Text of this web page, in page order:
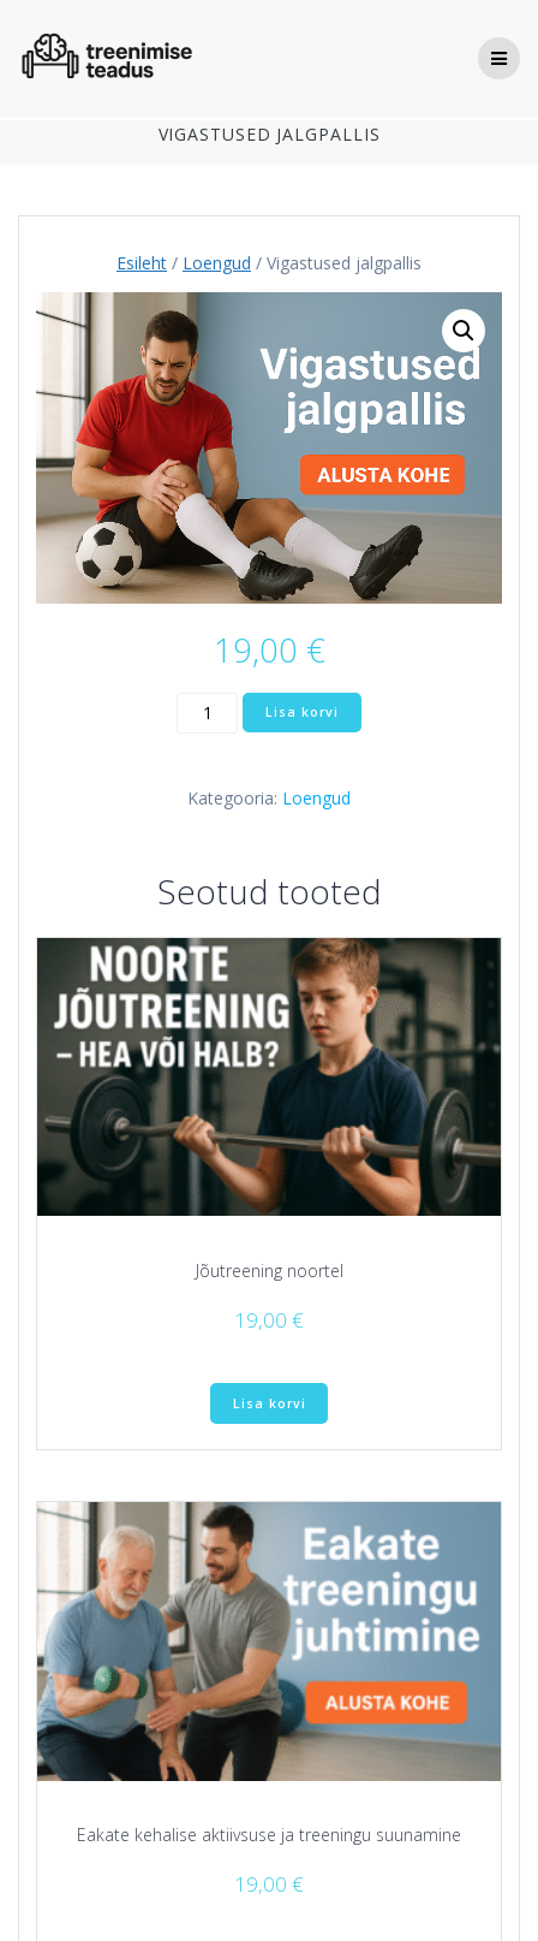
VIGASTUSED JALGPALLIS
Esileht / Loengud / Vigastused jalgpallis
19,00 €
Vigastused
jalgpallis
Lisa korvi
Kategooria: Loengud
Seotud tooted
Jõutreening noortel
19,00 €
Lisa korvi
Eakate kehalise aktiivsuse ja treeningu suunamine
19,00 €